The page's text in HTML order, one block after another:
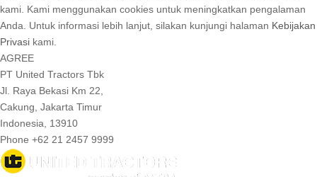
kami. Kami menggunakan cookies untuk meningkatkan pengalaman
Anda. Untuk informasi lebih lanjut, silakan kunjungi halaman Kebijakan
Privasi kami.
AGREE
PT United Tractors Tbk
Jl. Raya Bekasi Km 22,
Cakung, Jakarta Timur
Indonesia, 13910
Phone +62 21 2457 9999